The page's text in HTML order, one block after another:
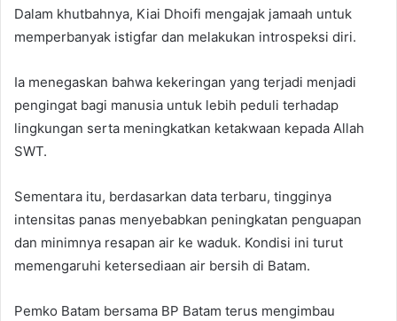
Dalam khutbahnya, Kiai Dhoifi mengajak jamaah untuk
memperbanyak istigfar dan melakukan introspeksi diri.
Ia menegaskan bahwa kekeringan yang terjadi menjadi
pengingat bagi manusia untuk lebih peduli terhadap
lingkungan serta meningkatkan ketakwaan kepada Allah
SWT.
Sementara itu, berdasarkan data terbaru, tingginya
intensitas panas menyebabkan peningkatan penguapan
dan minimnya resapan air ke waduk. Kondisi ini turut
memengaruhi ketersediaan air bersih di Batam.
Pemko Batam bersama BP Batam terus mengimbau